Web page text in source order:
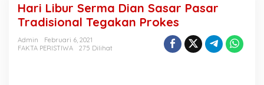
r
i
L
Hari Libur Serma Dian Sasar Pasar
Tradisional Tegakan Prokes
Admin
Februari 6, 2021
FAKTA PERISTIWA
275 Dilihat